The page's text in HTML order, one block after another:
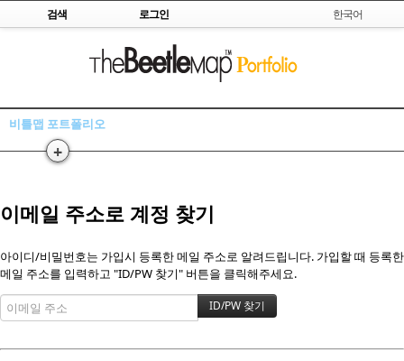
Skip to content
검색 로그인 한국어
비틀맵 포트폴리오
+
이메일 주소로 계정 찾기
아이디/비밀번호는 가입시 등록한 메일 주소로 알려드립니다. 가입할 때 등록한
메일 주소를 입력하고 "ID/PW 찾기" 버튼을 클릭해주세요.